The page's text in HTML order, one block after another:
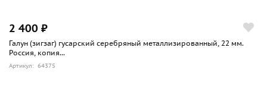
2 400 ₽
Галун (зигзаг) гусарский серебряный металлизированный, 22 мм.
Россия, копия...
Артикул: 64375